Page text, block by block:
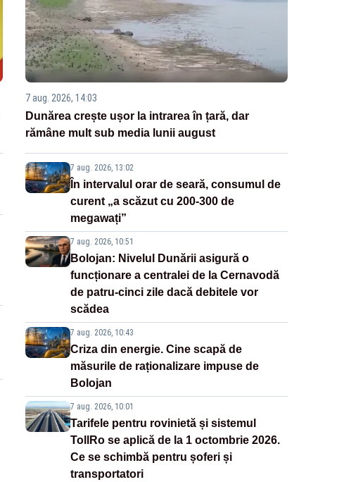
7 aug. 2026, 14:03
Dunărea crește ușor la intrarea în țară, dar
rămâne mult sub media lunii august
7 aug. 2026, 13:02
În intervalul orar de seară, consumul de
curent „a scăzut cu 200-300 de
megawați”
7 aug. 2026, 10:51
Bolojan: Nivelul Dunării asigură o
funcționare a centralei de la Cernavodă
de patru-cinci zile dacă debitele vor
scădea
7 aug. 2026, 10:43
Criza din energie. Cine scapă de
măsurile de raționalizare impuse de
Bolojan
7 aug. 2026, 10:01
Tarifele pentru rovinietă și sistemul
TollRo se aplică de la 1 octombrie 2026.
Ce se schimbă pentru șoferi și
transportatori